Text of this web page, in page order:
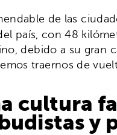
de las
país, con 48
debido a su gran
traernos de
cultura
y